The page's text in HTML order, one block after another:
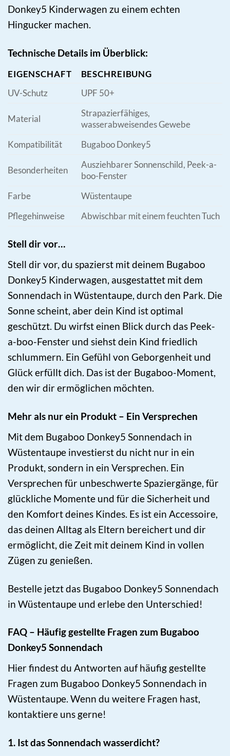
Donkey5 Kinderwagen zu einem echten
Hingucker machen.
Technische Details im Überblick:
EIGENSCHAFT
BESCHREIBUNG
UV-Schutz
UPF 50+
Material
Strapazierfähiges,
wasserabweisendes Gewebe
Kompatibilität
Bugaboo Donkey5
Besonderheiten
Ausziehbarer Sonnenschild, Peek-a-
boo-Fenster
Farbe
Wüstentaupe
Pflegehinweise
Abwischbar mit einem feuchten Tuch
Stell dir vor…
Stell dir vor, du spazierst mit deinem Bugaboo
Donkey5 Kinderwagen, ausgestattet mit dem
Sonnendach in Wüstentaupe, durch den Park. Die
Sonne scheint, aber dein Kind ist optimal
geschützt. Du wirfst einen Blick durch das Peek-
a-boo-Fenster und siehst dein Kind friedlich
schlummern. Ein Gefühl von Geborgenheit und
Glück erfüllt dich. Das ist der Bugaboo-Moment,
den wir dir ermöglichen möchten.
Mehr als nur ein Produkt – Ein Versprechen
Mit dem Bugaboo Donkey5 Sonnendach in
Wüstentaupe investierst du nicht nur in ein
Produkt, sondern in ein Versprechen. Ein
Versprechen für unbeschwerte Spaziergänge, für
glückliche Momente und für die Sicherheit und
den Komfort deines Kindes. Es ist ein Accessoire,
das deinen Alltag als Eltern bereichert und dir
ermöglicht, die Zeit mit deinem Kind in vollen
Zügen zu genießen.
Bestelle jetzt das Bugaboo Donkey5 Sonnendach
in Wüstentaupe und erlebe den Unterschied!
FAQ – Häufig gestellte Fragen zum Bugaboo
Donkey5 Sonnendach
Hier findest du Antworten auf häufig gestellte
Fragen zum Bugaboo Donkey5 Sonnendach in
Wüstentaupe. Wenn du weitere Fragen hast,
kontaktiere uns gerne!
1. Ist das Sonnendach wasserdicht?